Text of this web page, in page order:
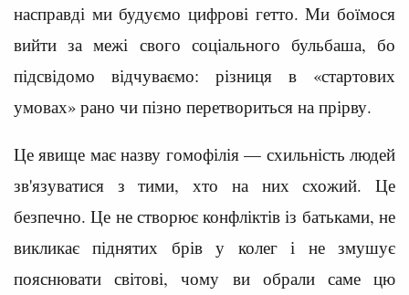
насправді ми будуємо цифрові гетто. Ми боїмося
вийти за межі свого соціального бульбаша, бо
підсвідомо відчуваємо: різниця в «стартових
умовах» рано чи пізно перетвориться на прірву.
Це явище має назву гомофілія — схильність людей
зв'язуватися з тими, хто на них схожий. Це
безпечно. Це не створює конфліктів із батьками, не
викликає піднятих брів у колег і не змушує
пояснювати світові, чому ви обрали саме цю